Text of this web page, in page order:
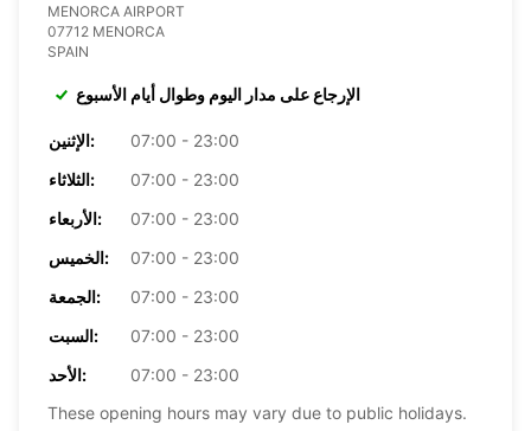
MENORCA AIRPORT
07712 MENORCA
SPAIN
الإرجاع على مدار اليوم وطوال أيام الأسبوع
الإثنين:
07:00 - 23:00
الثلاثاء:
07:00 - 23:00
الأربعاء:
07:00 - 23:00
الخميس:
07:00 - 23:00
الجمعة:
07:00 - 23:00
السبت:
07:00 - 23:00
الأحد:
07:00 - 23:00
These opening hours may vary due to public holidays.